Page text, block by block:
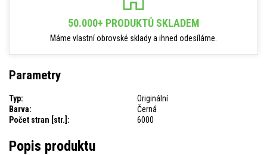
50.000+ PRODUKTŮ SKLADEM
Máme vlastní obrovské sklady a ihned odesíláme.
Parametry
Typ:
Originální
Barva:
Černá
Počet stran [str.]:
6000
Popis produktu